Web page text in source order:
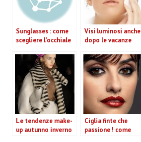
Sunglasses : come
scegliere l’occhiale
Visi luminosi anche
dopo le vacanze
Le tendenze make-
up autunno inverno
Ciglia finte che
passione ! come